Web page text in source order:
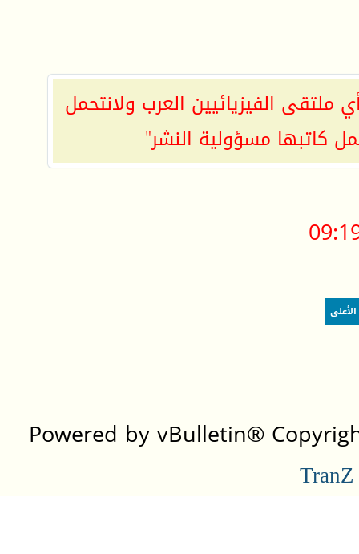
ملتقى الفيزيائيين العرب ولانتحمل
كاتبها مسؤولية النشر"
الأعلى
Powered by vBulletin®